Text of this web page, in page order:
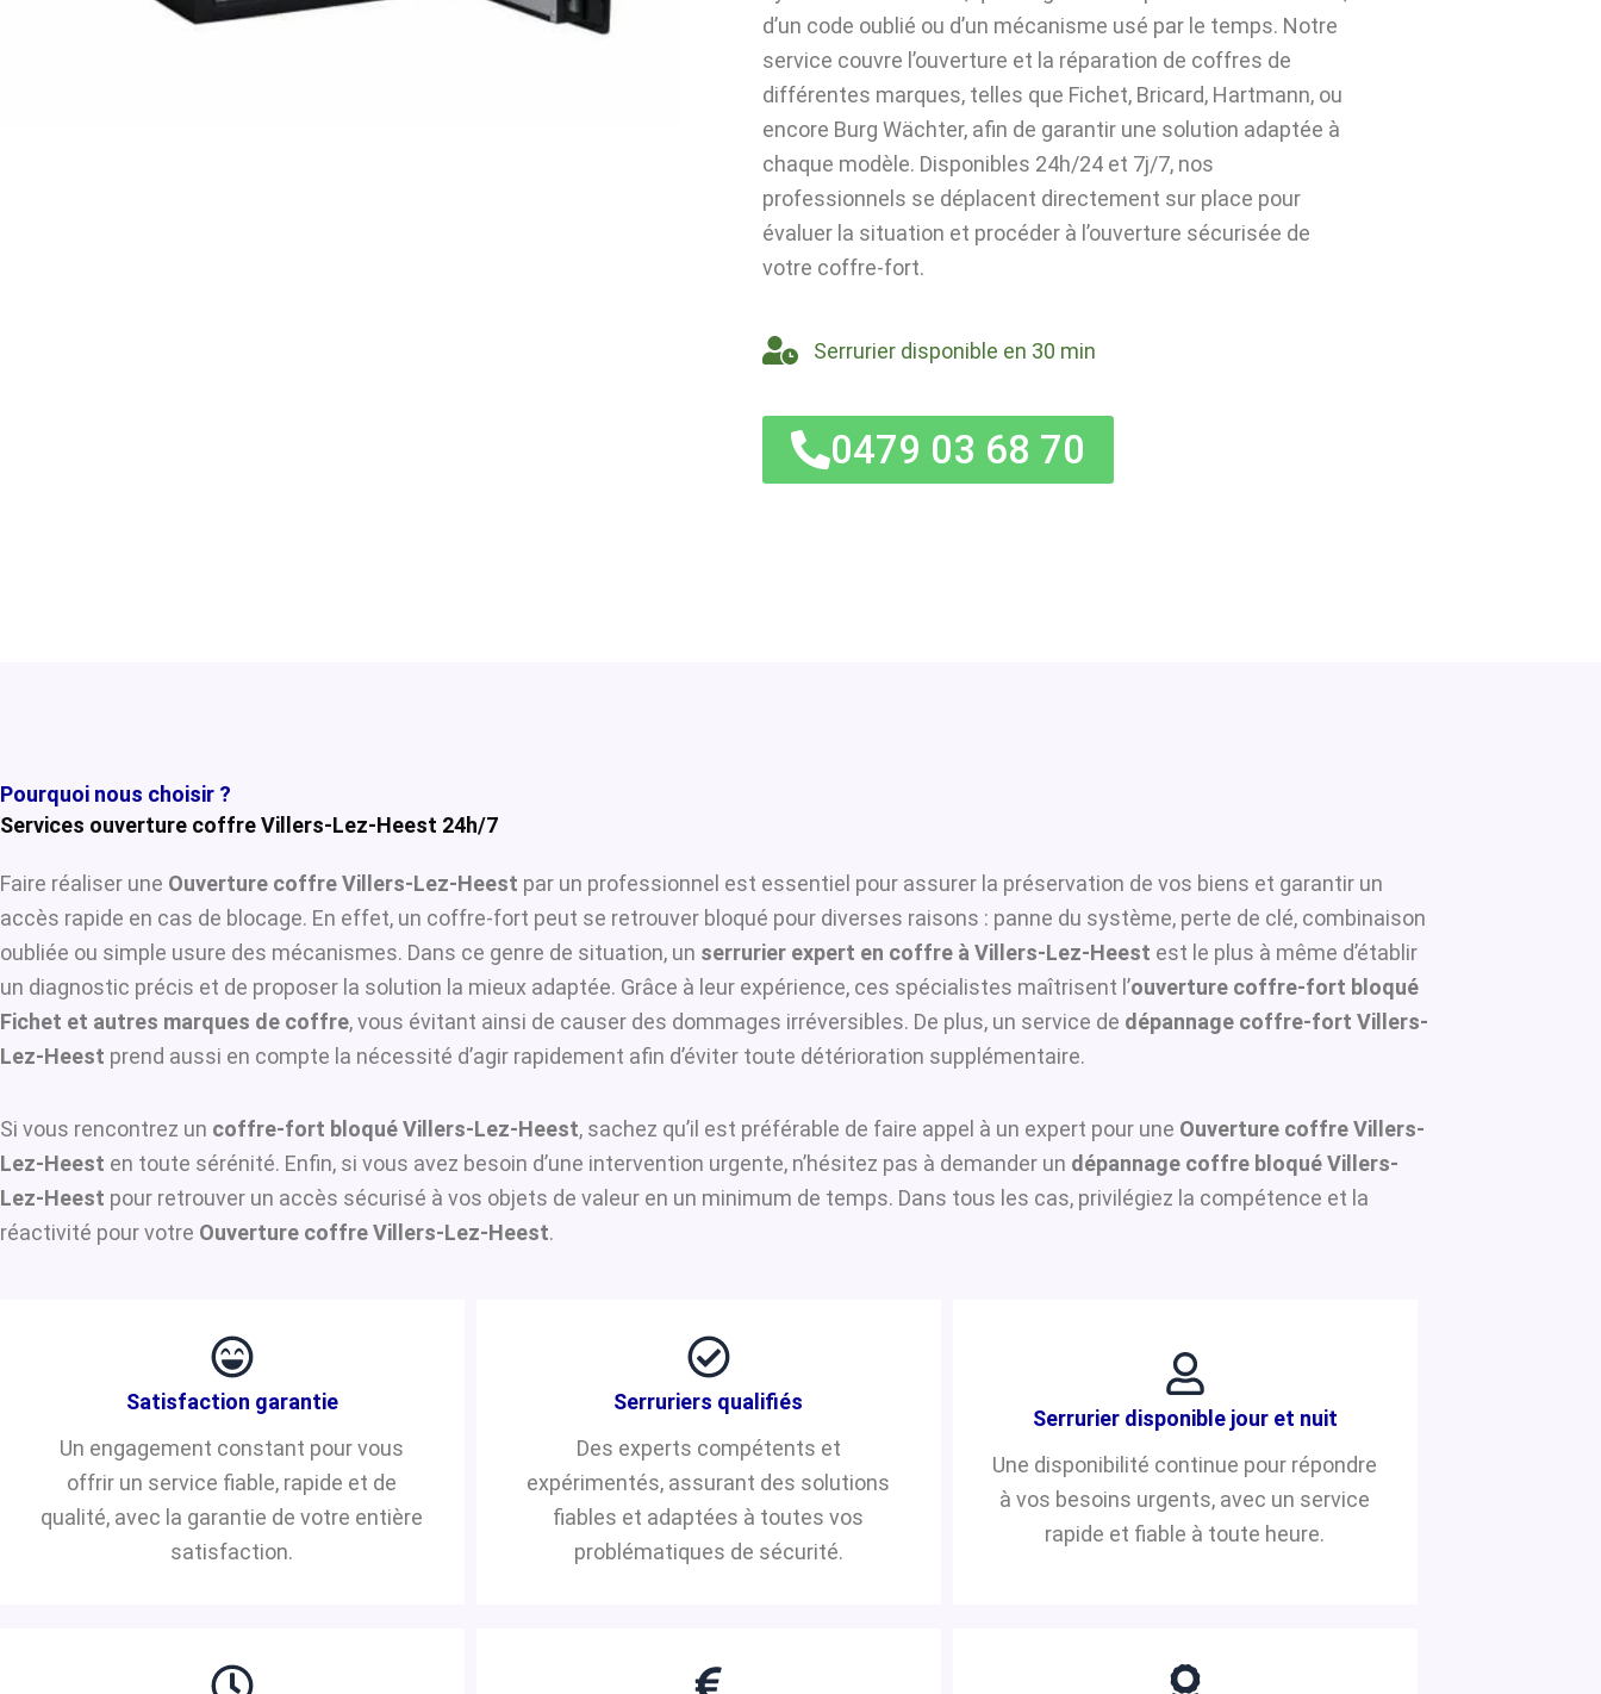
d’un code oublié ou d’un mécanisme usé par le temps. Notre
service couvre l’ouverture et la réparation de coffres de
différentes marques, telles que Fichet, Bricard, Hartmann, ou
encore Burg Wächter, afin de garantir une solution adaptée à
chaque modèle. Disponibles 24h/24 et 7j/7, nos
professionnels se déplacent directement sur place pour
évaluer la situation et procéder à l’ouverture sécurisée de
votre coffre-fort.
Serrurier disponible en 30 min
0479 03 68 70
Pourquoi nous choisir ?
Services ouverture coffre Villers-Lez-Heest 24h/7
Faire réaliser une Ouverture coffre Villers-Lez-Heest par un professionnel est essentiel pour assurer la préservation de vos biens et garantir un
accès rapide en cas de blocage. En effet, un coffre-fort peut se retrouver bloqué pour diverses raisons : panne du système, perte de clé, combinaison
oubliée ou simple usure des mécanismes. Dans ce genre de situation, un serrurier expert en coffre à Villers-Lez-Heest est le plus à même d’établir
un diagnostic précis et de proposer la solution la mieux adaptée. Grâce à leur expérience, ces spécialistes maîtrisent l’ouverture coffre-fort bloqué
Fichet et autres marques de coffre, vous évitant ainsi de causer des dommages irréversibles. De plus, un service de dépannage coffre-fort Villers-
Lez-Heest prend aussi en compte la nécessité d’agir rapidement afin d’éviter toute détérioration supplémentaire.
Si vous rencontrez un coffre-fort bloqué Villers-Lez-Heest, sachez qu’il est préférable de faire appel à un expert pour une Ouverture coffre Villers-
Lez-Heest en toute sérénité. Enfin, si vous avez besoin d’une intervention urgente, n’hésitez pas à demander un dépannage coffre bloqué Villers-
Lez-Heest pour retrouver un accès sécurisé à vos objets de valeur en un minimum de temps. Dans tous les cas, privilégiez la compétence et la
réactivité pour votre Ouverture coffre Villers-Lez-Heest.
Satisfaction garantie
Un engagement constant pour vous
offrir un service fiable, rapide et de
qualité, avec la garantie de votre entière
satisfaction.
Serruriers qualifiés
Des experts compétents et
expérimentés, assurant des solutions
fiables et adaptées à toutes vos
problématiques de sécurité.
Serrurier disponible jour et nuit
Une disponibilité continue pour répondre
à vos besoins urgents, avec un service
rapide et fiable à toute heure.